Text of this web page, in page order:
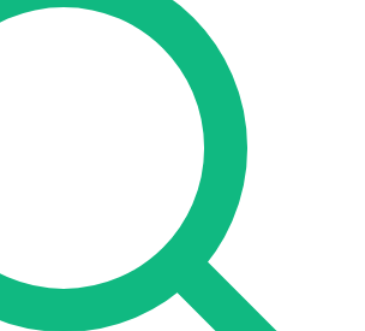
de Enlazado Auditoría SEO